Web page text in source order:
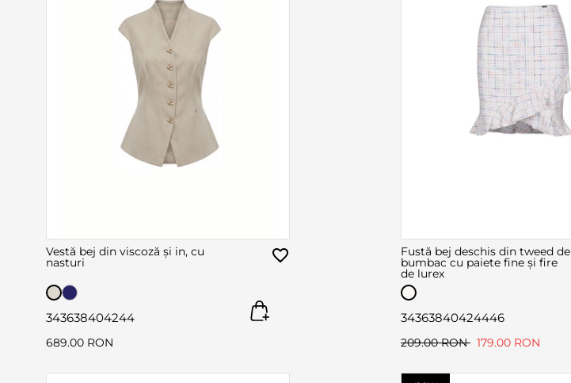
Vestă bej din viscoză și in, cu
nasturi
343638404244
689.00 RON
Fustă bej deschis din tweed de
bumbac cu paiete fine și fire
de lurex
34363840424446
209.00 RON 179.00 RON